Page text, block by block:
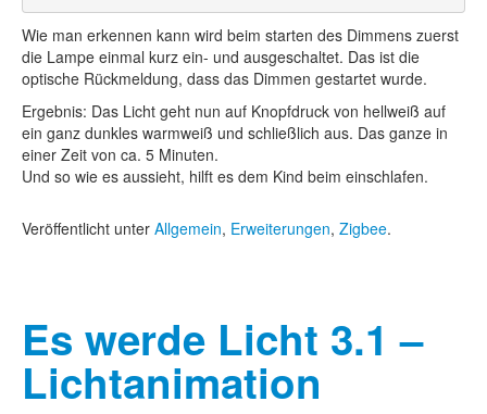
Wie man erkennen kann wird beim starten des Dimmens zuerst
die Lampe einmal kurz ein- und ausgeschaltet. Das ist die
optische Rückmeldung, dass das Dimmen gestartet wurde.
Ergebnis: Das Licht geht nun auf Knopfdruck von hellweiß auf
ein ganz dunkles warmweiß und schließlich aus. Das ganze in
einer Zeit von ca. 5 Minuten.
Und so wie es aussieht, hilft es dem Kind beim einschlafen.
Veröffentlicht unter Allgemein, Erweiterungen, Zigbee.
Es werde Licht 3.1 –
Lichtanimation